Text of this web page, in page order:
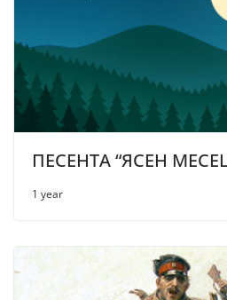
ПЕСЕНТА “ЯСЕН
1 year